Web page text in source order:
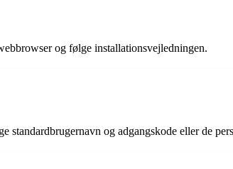
og følge installationsvejledningen.
og adgangskode eller de